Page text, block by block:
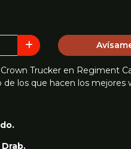
Trucker en Regiment
los que hacen los mejores